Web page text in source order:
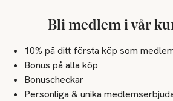
Bli medlem i vår
10% på ditt första köp som
Bonus på alla köp
Bonuscheckar
Personliga & unika